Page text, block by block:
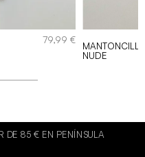
79,99€
NUDE
EN PENÍNSULA